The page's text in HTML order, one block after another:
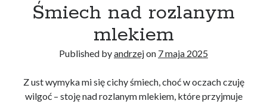
Śmiech nad rozlanym
mlekiem
Published byandrzejon 7 maja 2025
Z ust wymyka mi się cichy śmiech, choć w oczach czuję
wilgoć – stoję nad rozlanym mlekiem, które przyjmuje